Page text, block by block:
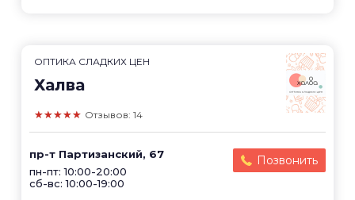
ОПТИКА СЛАДКИХ ЦЕН
Халва
★★★★★ Отзывов: 14
пр-т Партизанский, 67
пн-пт: 10:00-20:00
сб-вс: 10:00-19:00
Позвонить